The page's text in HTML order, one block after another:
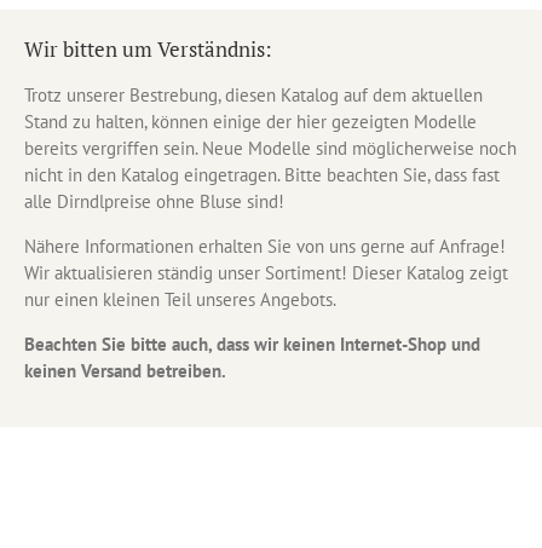
Wir bitten um Verständnis:
Trotz unserer Bestrebung, diesen Katalog auf dem aktuellen
Stand zu halten, können einige der hier gezeigten Modelle
bereits vergriffen sein. Neue Modelle sind möglicherweise noch
nicht in den Katalog eingetragen. Bitte beachten Sie, dass fast
alle Dirndlpreise ohne Bluse sind!
Nähere Informationen erhalten Sie von uns gerne auf Anfrage!
Wir aktualisieren ständig unser Sortiment! Dieser Katalog zeigt
nur einen kleinen Teil unseres Angebots.
Beachten Sie bitte auch, dass wir keinen Internet-Shop und
keinen Versand betreiben.